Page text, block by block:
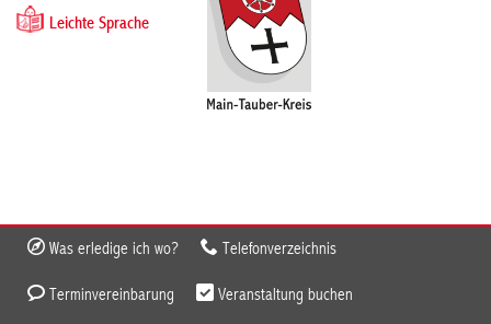
Leichte Sprache
Was erledige ich wo? Telefonverzeichnis
Terminvereinbarung Veranstaltung buchen